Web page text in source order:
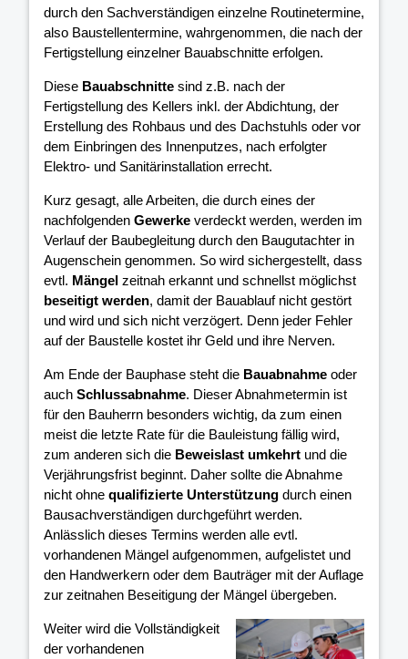
durch den Sachverständigen einzelne Routinetermine,
also Baustellentermine, wahrgenommen, die nach der
Fertigstellung einzelner Bauabschnitte erfolgen.
Diese Bauabschnitte sind z.B. nach der
Fertigstellung des Kellers inkl. der Abdichtung, der
Erstellung des Rohbaus und des Dachstuhls oder vor
dem Einbringen des Innenputzes, nach erfolgter
Elektro- und Sanitärinstallation errecht.
Kurz gesagt, alle Arbeiten, die durch eines der
nachfolgenden Gewerke verdeckt werden, werden im
Verlauf der Baubegleitung durch den Baugutachter in
Augenschein genommen. So wird sichergestellt, dass
evtl. Mängel zeitnah erkannt und schnellst möglichst
beseitigt werden, damit der Bauablauf nicht gestört
und wird und sich nicht verzögert. Denn jeder Fehler
auf der Baustelle kostet ihr Geld und ihre Nerven.
Am Ende der Bauphase steht die Bauabnahme oder
auch Schlussabnahme. Dieser Abnahmetermin ist
für den Bauherrn besonders wichtig, da zum einen
meist die letzte Rate für die Bauleistung fällig wird,
zum anderen sich die Beweislast umkehrt und die
Verjährungsfrist beginnt. Daher sollte die Abnahme
nicht ohne qualifizierte Unterstützung durch einen
Bausachverständigen durchgeführt werden.
Anlässlich dieses Termins werden alle evtl.
vorhandenen Mängel aufgenommen, aufgelistet und
den Handwerkern oder dem Bauträger mit der Auflage
zur zeitnahen Beseitigung der Mängel übergeben.
Weiter wird die Vollständigkeit
der vorhandenen